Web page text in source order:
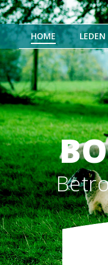
HOME LEDEN